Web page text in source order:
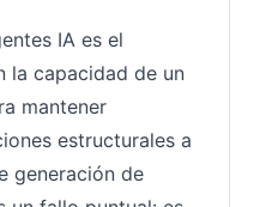
IA es el
la capacidad de un
mantener
estructurales a
generación de